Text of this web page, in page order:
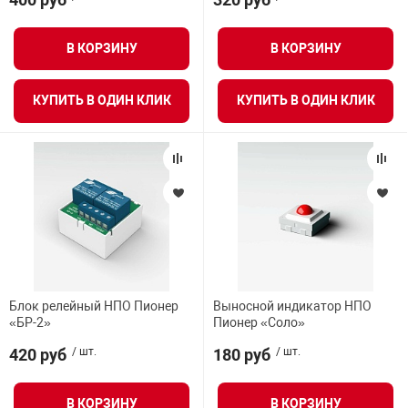
решения
установки
Стволы
Установки
Шкафы
Щиты
Термошкафы
Коммутируемый ток
Количество релейных выходов типа «сухой
Тип батареи
Крепление
В КОРЗИНУ
КУПИТЬ В ОДИН КЛИК
В КОРЗИНУ
КУПИТЬ В ОДИН КЛИК
Блок релейный НПО Пионер
«БР-2»
420 руб / шт.
В КОРЗИНУ
Выносной индикатор НПО
Пионер «Соло»
180 руб / шт.
В КОРЗИНУ